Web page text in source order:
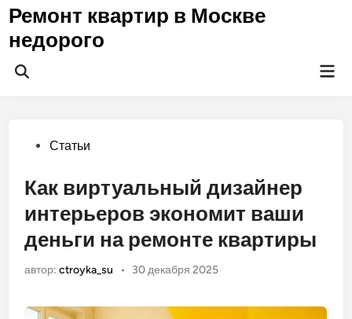
Перейти
содержимому
Ремонт квартир в Москве
недорого
Открыть
Опубликовано
Статьи
Как виртуальный дизайнер
интерьеров экономит ваши
деньги на ремонте квартиры
автор:ctroyka_su • 30 декабря 2025